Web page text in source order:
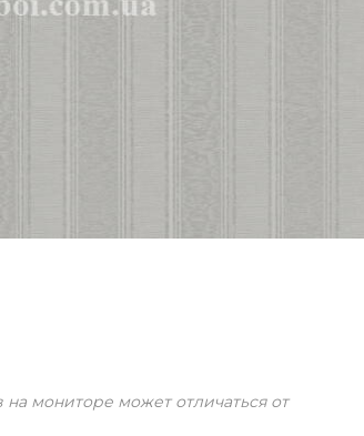
мониторе может отличаться от